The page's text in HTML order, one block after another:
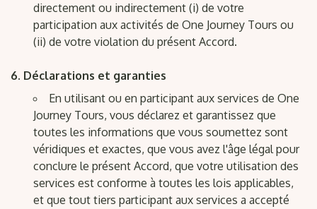
directement ou indirectement (i) de votre
participation aux activités de One Journey Tours ou
(ii) de votre violation du présent Accord.
Déclarations et garanties
En utilisant ou en participant aux services de One
Journey Tours, vous déclarez et garantissez que
toutes les informations que vous soumettez sont
véridiques et exactes, que vous avez l'âge légal pour
conclure le présent Accord, que votre utilisation des
services est conforme à toutes les lois applicables,
et que tout tiers participant aux services a accepté